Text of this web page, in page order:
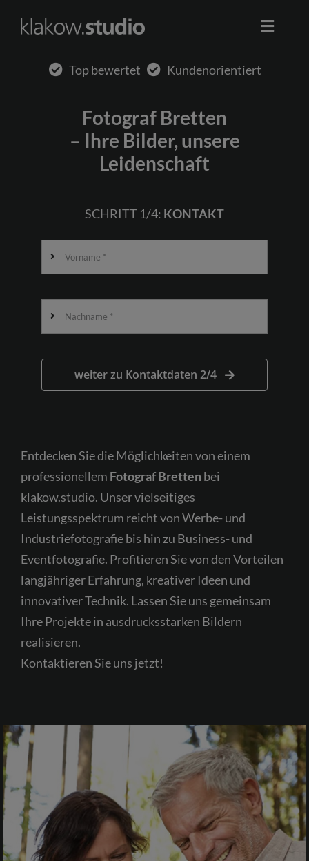
Toggle
Start
Werbung
Business
Kostenfreie Erstberatung
Top bewertet Kundenorientiert
Fotograf Bretten
– Ihre Bilder, unsere
Leidenschaft
SCHRITT 1/4: KONTAKT
weiter zu Kontaktdaten 2/4
Entdecken Sie die Möglichkeiten von einem
professionellem Fotograf Brettenbei
klakow.studio. Unser vielseitiges
Leistungsspektrum reicht von Werbe- und
Industriefotografie bis hin zu Business- und
Eventfotografie. Profitieren Sie von den Vorteilen
langjähriger Erfahrung, kreativer Ideen und
innovativer Technik. Lassen Sie uns gemeinsam
Ihre Projekte in ausdrucksstarken Bildern
realisieren.
Kontaktieren Sie uns jetzt!